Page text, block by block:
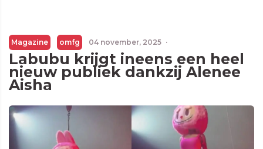
Magazine omfg 04 november, 2025 ·
Labubu krijgt ineens een heel
nieuw publiek dankzij Alenee
Aisha